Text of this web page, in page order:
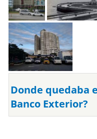
Donde quedaba
Banco Exterior?